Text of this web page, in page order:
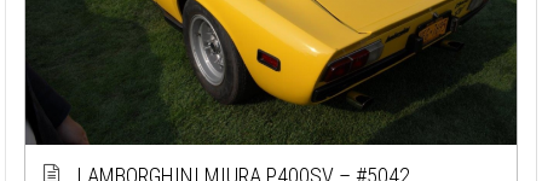
LAMBORGHINI MIURA P400SV – #5042